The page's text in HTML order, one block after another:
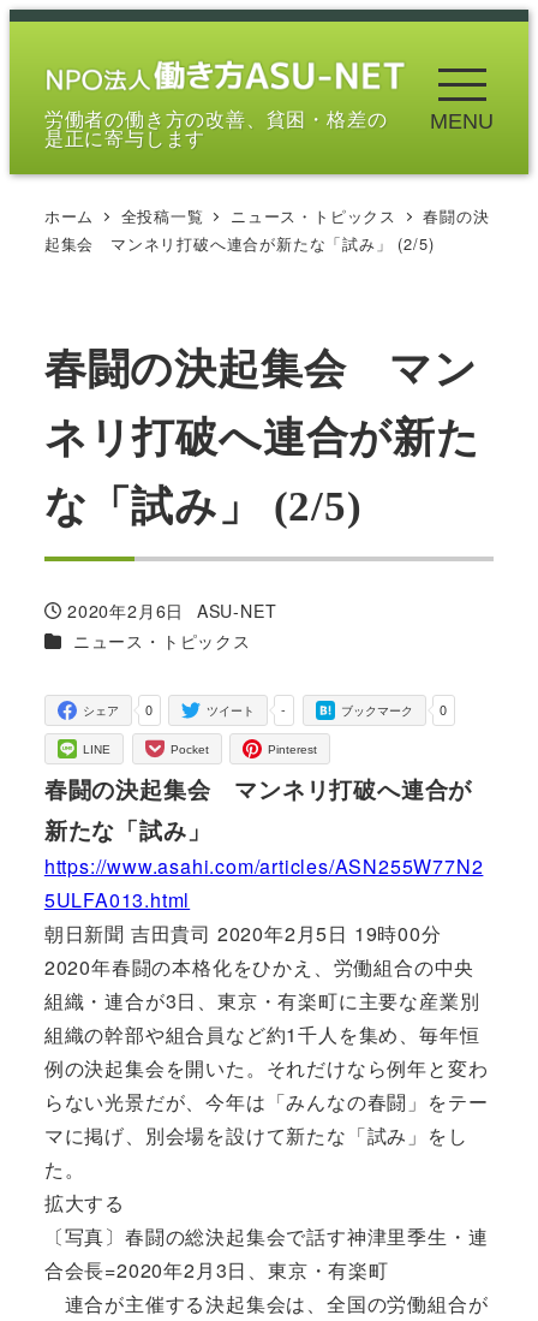
メ
労働者の働き方の改善、貧困・格差の
是正に寄与します
MENU
ホーム 全投稿一覧 ニュース・トピックス
春闘の決
起集会 マンネリ打破へ連合が新たな「試み」 (2/5)
春闘の決起集会 マン
ネリ打破へ連合が新た
な「試み」 (2/5)
投稿日
2020年2月6日
著
者
ASU-NET
カテゴリー
ニュース・トピックス
0
シェア -
ツイート 0
ブックマーク
LINE Pocket Pinterest
春闘の決起集会 マンネリ打破へ連合が
新たな「試み」
https://www.asahi.com/articles/ASN255W77N2
5ULFA013.html
朝日新聞 吉田貴司 2020年2月5日 19時00分
2020年春闘の本格化をひかえ、労働組合の中央
組織・連合が3日、東京・有楽町に主要な産業別
組織の幹部や組合員など約1千人を集め、毎年恒
例の決起集会を開いた。それだけなら例年と変わ
らない光景だが、今年は「みんなの春闘」をテー
マに掲げ、別会場を設けて新たな「試み」をし
た。
拡大する
〔写真〕春闘の総決起集会で話す神津里季生・連
合会長=2020年2月3日、東京・有楽町
連合が主催する決起集会は、全国の労働組合が